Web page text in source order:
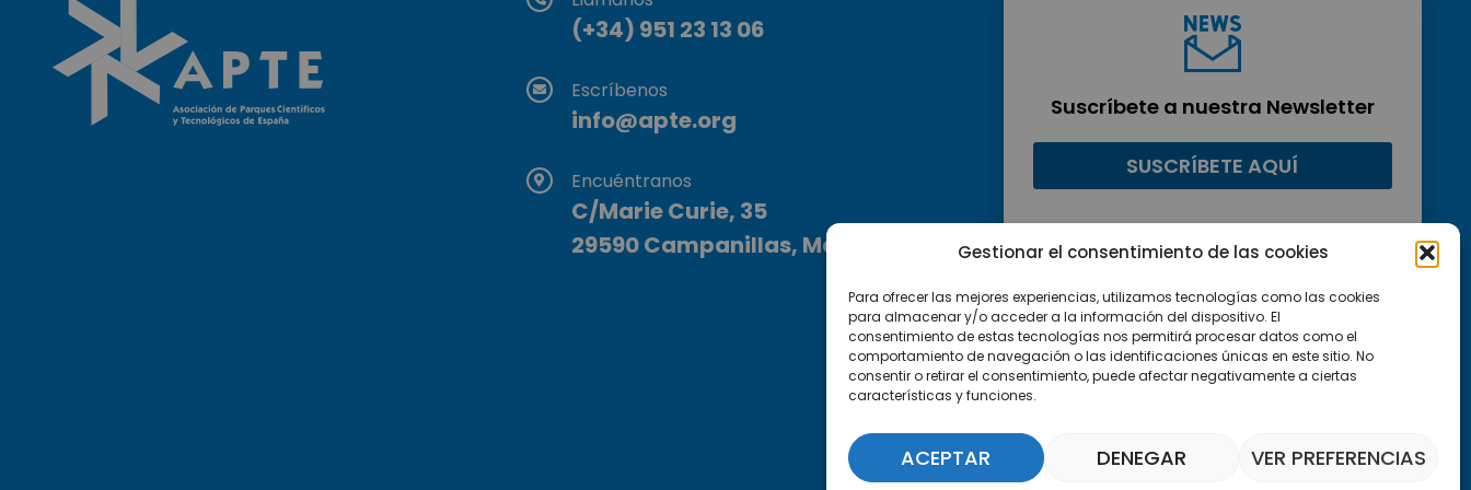
Gestionar el consentimiento de las cookies
Para ofrecer las mejores experiencias, utilizamos tecnologías como las cookies
para almacenar y/o acceder a la información del dispositivo. El
consentimiento de estas tecnologías nos permitirá procesar datos como el
comportamiento de navegación o las identificaciones únicas en este sitio. No
consentir o retirar el consentimiento, puede afectar negativamente a ciertas
características y funciones.
ACEPTAR DENEGAR VER PREFERENCIAS
(+34) 951 23 13 06
Escríbenos
info@apte.org
Encuéntranos
C/Marie Curie, 35
29590 Campanillas, Málaga
Suscríbete a nuestra Newsletter
SUSCRÍBETE AQUÍ